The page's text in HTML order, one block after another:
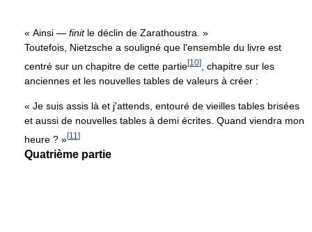
« Ainsi — finitle déclin de Zarathoustra. »
Toutefois, Nietzsche a souligné que l'ensemble du livre est
centré sur un chapitre de cette partie[10]
, chapitre sur les
anciennes et les nouvelles tables de valeurs à créer :
« Je suis assis là et j'attends, entouré de vieilles tables brisées
et aussi de nouvelles tables à demi écrites. Quand viendra mon
heure ? »[11 ]
Quatrième partie